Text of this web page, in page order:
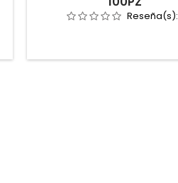
Reseña(s):